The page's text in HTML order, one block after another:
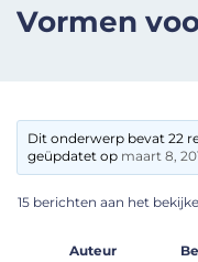
Vormen
Dit onderwerp bevat 22
geüpdatet op maart 8,
15 berichten aan het
Auteur